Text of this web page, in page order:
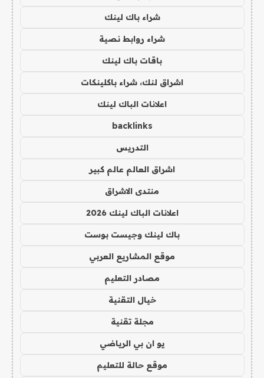
شراء باك لينك
شراء روابط نصية
باقات باك لينك
اشراق لنك، شراء باكلينكات
اعلانات الباك لينك
backlinks
التدريس
اشراق العالم عالم كبير
منتدى الاشراق
اعلانات الباك لينك 2026
باك لينك وجيست بوست
موقع المشاريع العربي
مصادر التعليم
خيال التقنية
مجلة تقنية
يو ان بي الرياضي
موقع حالة للتعليم